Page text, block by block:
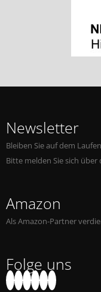
Newsletter
Bleiben Sie auf dem
Bitte melden Sie sich über
Amazon
Als Amazon-Partner
Folge uns